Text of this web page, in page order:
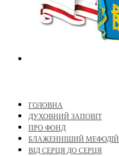
ГОЛОВНА
ДУХОВНИЙ ЗАПОВІТ
ПРО ФОНД
БЛАЖЕННІШИЙ МЕФОДІЙ
ВІД СЕРЦЯ ДО СЕРЦЯ